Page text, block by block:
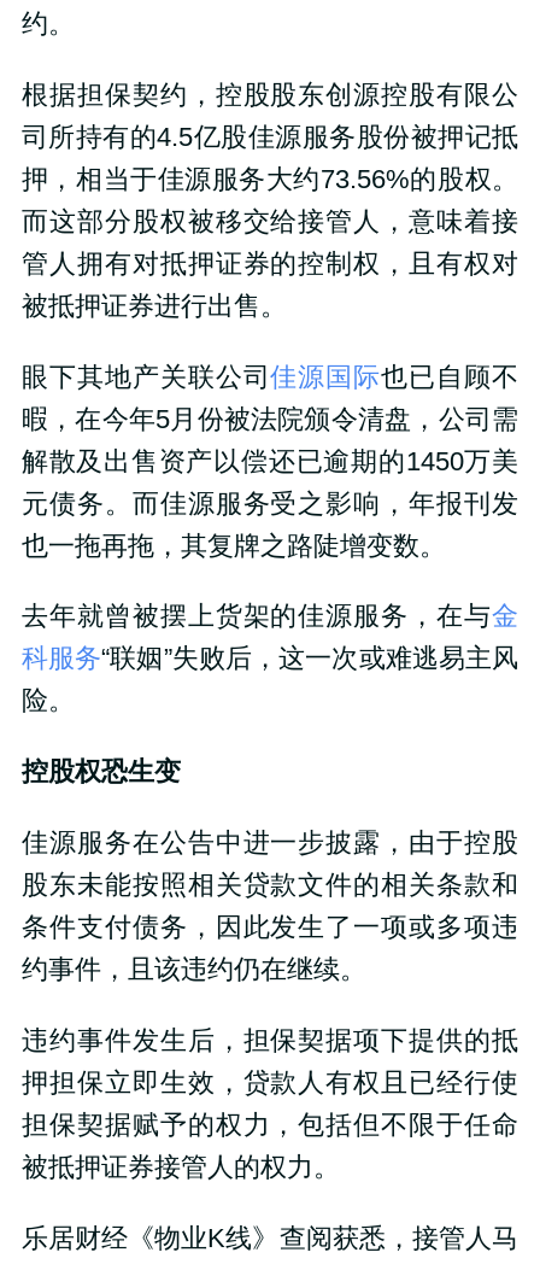
约。
根据担保契约，控股股东创源控股有限公
司所持有的4.5亿股佳源服务股份被押记抵
押，相当于佳源服务大约73.56%的股权。
而这部分股权被移交给接管人，意味着接
管人拥有对抵押证券的控制权，且有权对
被抵押证券进行出售。
眼下其地产关联公司佳源国际也已自顾不
暇，在今年5月份被法院颁令清盘，公司需
解散及出售资产以偿还已逾期的1450万美
元债务。而佳源服务受之影响，年报刊发
也一拖再拖，其复牌之路陡增变数。
去年就曾被摆上货架的佳源服务，在与金
科服务“联姻”失败后，这一次或难逃易主风
险。
控股权恐生变
佳源服务在公告中进一步披露，由于控股
股东未能按照相关贷款文件的相关条款和
条件支付债务，因此发生了一项或多项违
约事件，且该违约仍在继续。
违约事件发生后，担保契据项下提供的抵
押担保立即生效，贷款人有权且已经行使
担保契据赋予的权力，包括但不限于任命
被抵押证券接管人的权力。
乐居财经《物业K线》查阅获悉，接管人马